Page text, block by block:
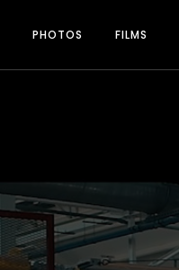
PHOTOS FILMS